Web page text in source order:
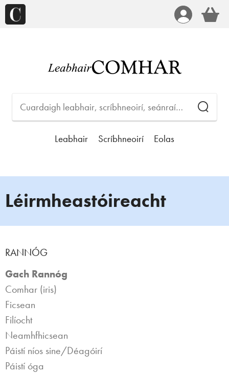
Leabhair Scríbhneoirí Eolas
Léirmheastóireacht
RANNÓG
Gach Rannóg
Comhar (iris)
Ficsean
Filíocht
Neamhfhicsean
Páistí níos sine/Déagóirí
Páistí óga